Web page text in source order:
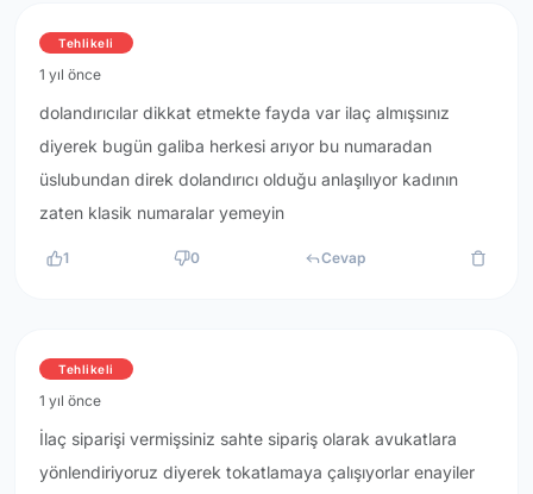
Tehlikeli
1 yıl önce
dolandırıcılar dikkat etmekte fayda var ilaç almışsınız
diyerek bugün galiba herkesi arıyor bu numaradan
üslubundan direk dolandırıcı olduğu anlaşılıyor kadının
zaten klasik numaralar yemeyin
1 0 Cevap
Tehlikeli
1 yıl önce
İlaç siparişi vermişsiniz sahte sipariş olarak avukatlara
yönlendiriyoruz diyerek tokatlamaya çalışıyorlar enayiler